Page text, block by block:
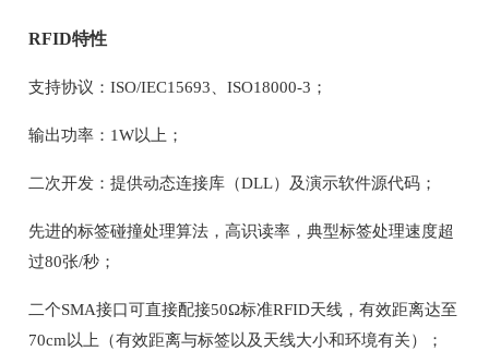
RFID特性
支持协议：ISO/IEC15693、ISO18000-3；
输出功率：1W以上；
二次开发：提供动态连接库（DLL）及演示软件源代码；
先进的标签碰撞处理算法，高识读率，典型标签处理速度超
过80张/秒；
二个SMA接口可直接配接50Ω标准RFID天线，有效距离达至
70cm以上（有效距离与标签以及天线大小和环境有关）；